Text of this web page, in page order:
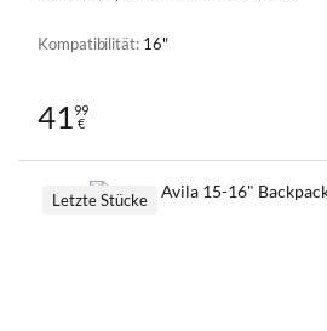
Kompatibilität: 16"
4199
€
Letzte Stücke